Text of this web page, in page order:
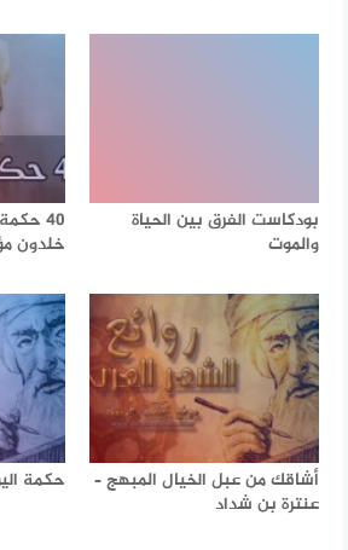
بودكاست الفرق بين الحياة
والموت
40
خلدون
أشاقك من عبل الخيال المبهج –
عنترة بن شداد
حكمة